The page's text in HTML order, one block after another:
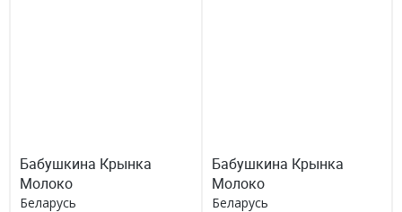
Бабушкина Крынка
Молоко
Беларусь
Бабушкина Крынка
Молоко
Беларусь